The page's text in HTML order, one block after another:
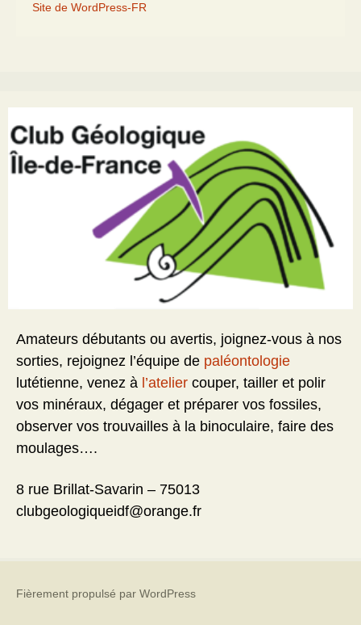
Site de WordPress-FR
Amateurs débutants ou avertis, joignez-vous à nos
sorties, rejoignez l’équipe de paléontologie
lutétienne, venez à l’atelier couper, tailler et polir
vos minéraux, dégager et préparer vos fossiles,
observer vos trouvailles à la binoculaire, faire des
moulages….
8 rue Brillat-Savarin – 75013
clubgeologiqueidf@orange.fr
Fièrement propulsé par WordPress